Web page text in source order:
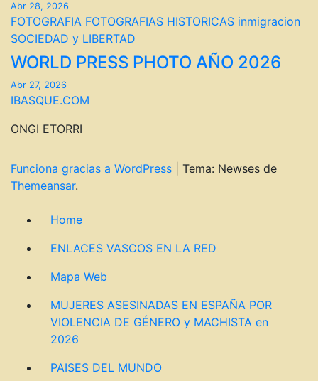
Abr 28, 2026
FOTOGRAFIA FOTOGRAFIAS HISTORICAS inmigracion
SOCIEDAD y LIBERTAD
WORLD PRESS PHOTO AÑO 2026
Abr 27, 2026
IBASQUE.COM
ONGI ETORRI
Funciona gracias a WordPress
Tema: Newses de
Themeansar.
Home
ENLACES VASCOS EN LA RED
Mapa Web
MUJERES ASESINADAS EN ESPAÑA POR
VIOLENCIA DE GÉNERO y MACHISTA en
2026
PAISES DEL MUNDO